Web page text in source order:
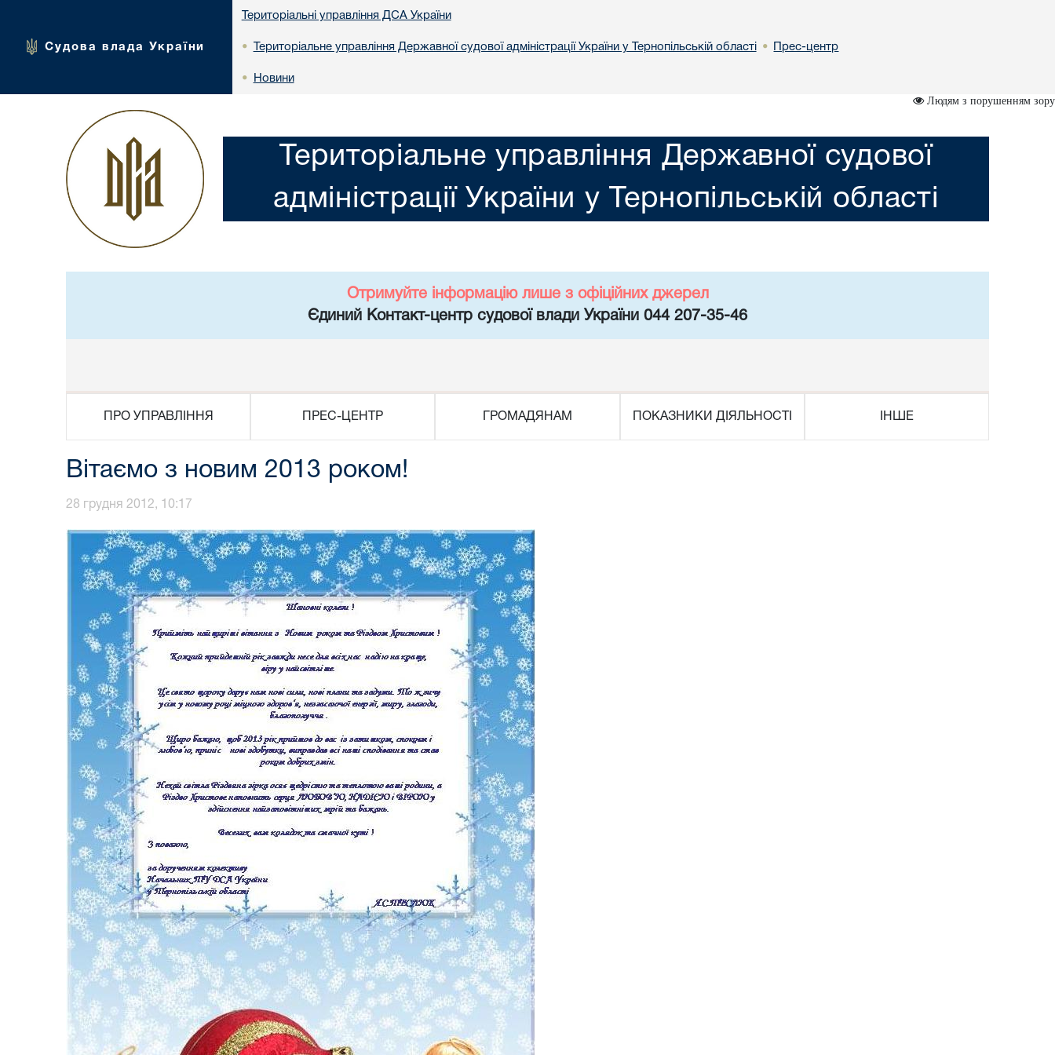
Судова влада України
Територіальні управління ДСА України
• Територіальне управління Державної судової адміністрації України у Тернопільській області • Прес-центр
• Новини
Людям з порушенням зору
Територіальне управління Державної судової
адміністрації України у Тернопільській області
Отримуйте інформацію лише з офіційних джерел
Єдиний Контакт-центр судової влади України 044 207-35-46
ПРО УПРАВЛІННЯ ПРЕС-ЦЕНТР ГРОМАДЯНАМ ПОКАЗНИКИ ДІЯЛЬНОСТІ ІНШЕ
Вітаємо з новим 2013 роком!
28 грудня 2012, 10:17